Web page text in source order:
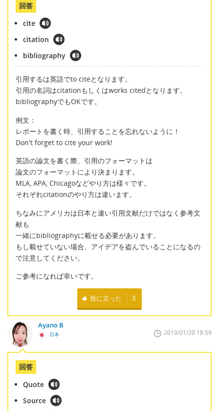
回答
cite
citation
bibliography
引用するは英語でto citeとなります。
引用の名詞はcitationもしくはworks citedとなります。
bibliographyでもOKです。
例文：
レポートを書く時、引用することを忘れないように！
Don't forget to cite your work!
英語の論文を書く際、引用のフォーマットは
論文のフォーマットにより決まります。
MLA, APA, Chicagoなどやり方は様々です。
それぞれcitationのやり方は違います。
ちなみにアメリカは日本と違い引用文献だけではなく参考文
献も
一緒にbibliographyに載せる必要があります。
もし載せていない場合、アイデアを盗んでいることになるの
で注意してください。
ご参考になれば幸いです。
役に立った 3
Ayano B
日本 2019/01/20 18:59
回答
Quote
Source